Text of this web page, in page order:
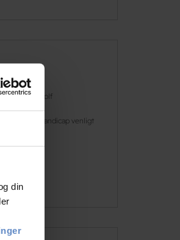
din
Golf
Handicap venligt
mere